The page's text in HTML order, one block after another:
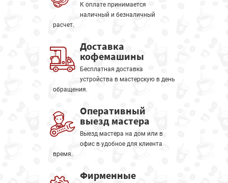
К оплате принимается
наличный и безналичный
расчет.
Доставка
кофемашины
Бесплатная доставка
устройства в мастерскую в день
обращения.
Оперативный
выезд мастера
Выезд мастера на дом или в
офис в удобное для клиента
время.
Фирменные